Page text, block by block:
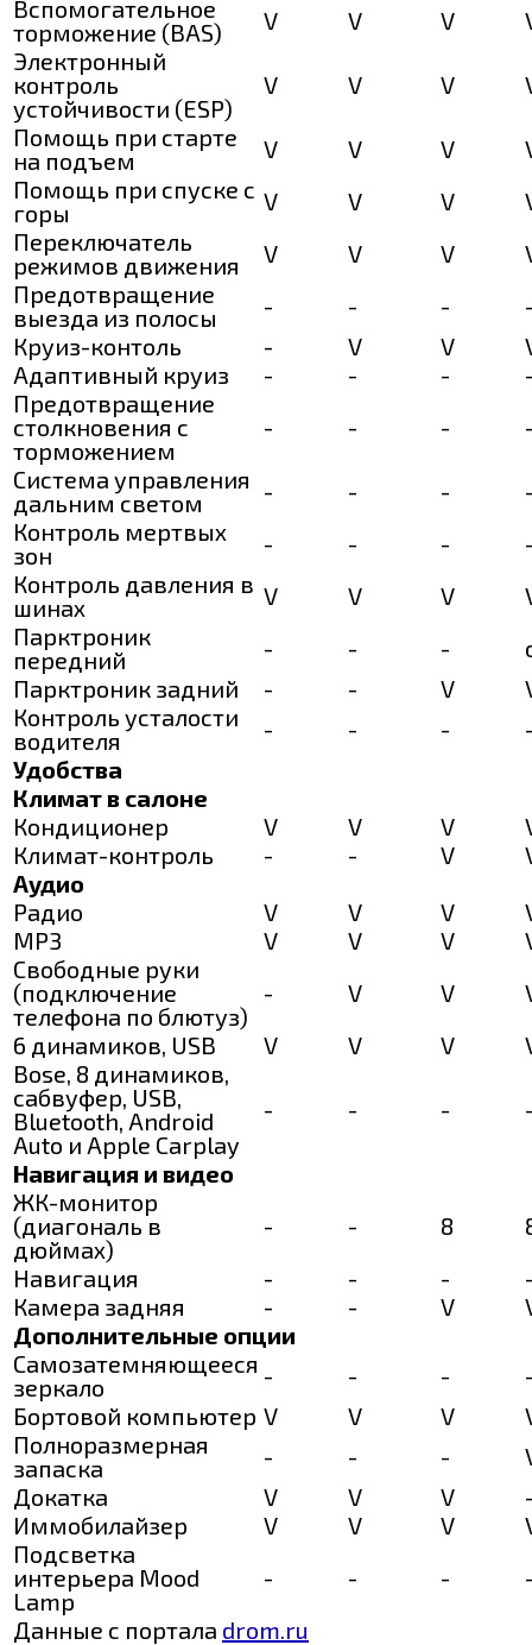
Вспомогательное
торможение (BAS)
V V V
Электронный
контроль
устойчивости (ESP)
V V V
Помощь при старте
на подъем
V V V
Помощь при спуске с
горы
V V V
Переключатель
режимов движения
V V V
Предотвращение
выезда из полосы
- - -
Круиз-контоль
- V V
Адаптивный круиз
- - -
Предотвращение
столкновения с
торможением
- - -
Система управления
дальним светом
- - -
Контроль мертвых
зон
- - -
Контроль давления в
шинах
V V V
Парктроник
передний
- - -
Парктроник задний
- - V
Контроль усталости
водителя
- - -
Удобства
Климат в салоне
Кондиционер
V V V
Климат-контроль
- - V
Аудио
Радио
V V V
MP3
V V V
Свободные руки
(подключение
телефона по блютуз)
- V V
6 динамиков, USB
V V V
Bose, 8 динамиков,
сабвуфер, USB,
Bluetooth, Android
Auto и Apple Carplay
- - -
Навигация и видео
ЖК-монитор
(диагональ в
дюймах)
- - 8
Навигация
- - -
Камера задняя
- - V
Дополнительные опции
Самозатемняющееся
зеркало
- - -
Бортовой компьютер V V V
Полноразмерная
запаска
- - -
Докатка
V V V
Иммобилайзер
V V V
Подсветка
интерьера Mood
Lamp
- - -
Данные с портала drom.ru